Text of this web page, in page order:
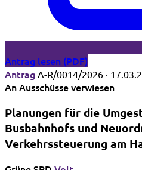
Antrag lesen (PDF)
Antrag A-R/0014/2026 ·
An Ausschüsse verwiesen
Planungen für die
Busbahnhofs und
Verkehrssteuerung am